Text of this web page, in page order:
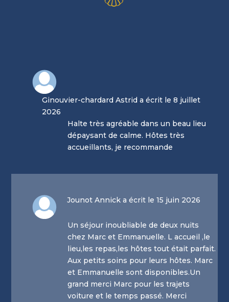
Ginouvier-chardard Astrid a écrit le 8 juillet
2026
Halte très agréable dans un beau lieu
dépaysant de calme. Hôtes très
accueillants, je recommande
Jounot Annick a écrit le 15 juin 2026
Un séjour inoubliable de deux nuits
chez Marc et Emmanuelle. L accueil ,le
lieu,les repas,les hôtes tout était parfait.
Aux petits soins pour leurs hôtes. Marc
et Emmanuelle sont disponibles.Un
grand merci Marc pour les trajets
voiture et le temps passé. Merci